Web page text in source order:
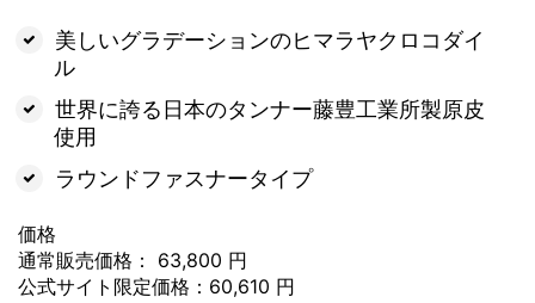
美しいグラデーションのヒマラヤクロコダイ
ル
世界に誇る日本のタンナー藤豊工業所製原皮
使用
ラウンドファスナータイプ
価格
通常販売価格： 63,800 円
公式サイト限定価格：60,610 円